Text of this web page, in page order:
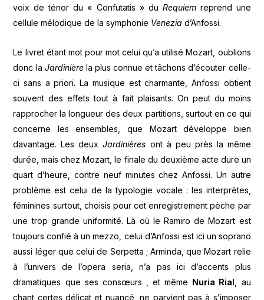
voix de ténor du « Confutatis » du Requiemreprend une
cellule mélodique de la symphonie Venezia d’Anfossi.
Le livret étant mot pour mot celui qu’a utilisé Mozart, oublions
donc la Jardinière la plus connue et tâchons d’écouter celle-
ci sans a priori. La musique est charmante, Anfossi obtient
souvent des effets tout à fait plaisants. On peut du moins
rapprocher la longueur des deux partitions, surtout en ce qui
concerne les ensembles, que Mozart développe bien
davantage. Les deuxJardinières ont à peu près la même
durée, mais chez Mozart, le finale du deuxième acte dure un
quart d’heure, contre neuf minutes chez Anfossi. Un autre
problème est celui de la typologie vocale : les interprètes,
féminines surtout, choisis pour cet enregistrement pèche par
une trop grande uniformité. Là où le Ramiro de Mozart est
toujours confié à un mezzo, celui d’Anfossi est ici un soprano
aussi léger que celui de Serpetta ; Arminda, que Mozart relie
à l’univers de l’opera seria, n’a pas ici d’accents plus
dramatiques que ses consœurs , et même
Nuria Rial , au
chant certes délicat et nuancé, ne parvient pas à s’imposer